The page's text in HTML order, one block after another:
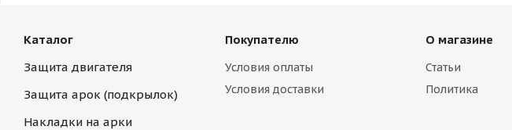
Каталог
Защита двигателя
Защита арок (подкрылок)
Накладки на арки
Покупателю
Условия оплаты
Условия доставки
О магазине
Статьи
Политика